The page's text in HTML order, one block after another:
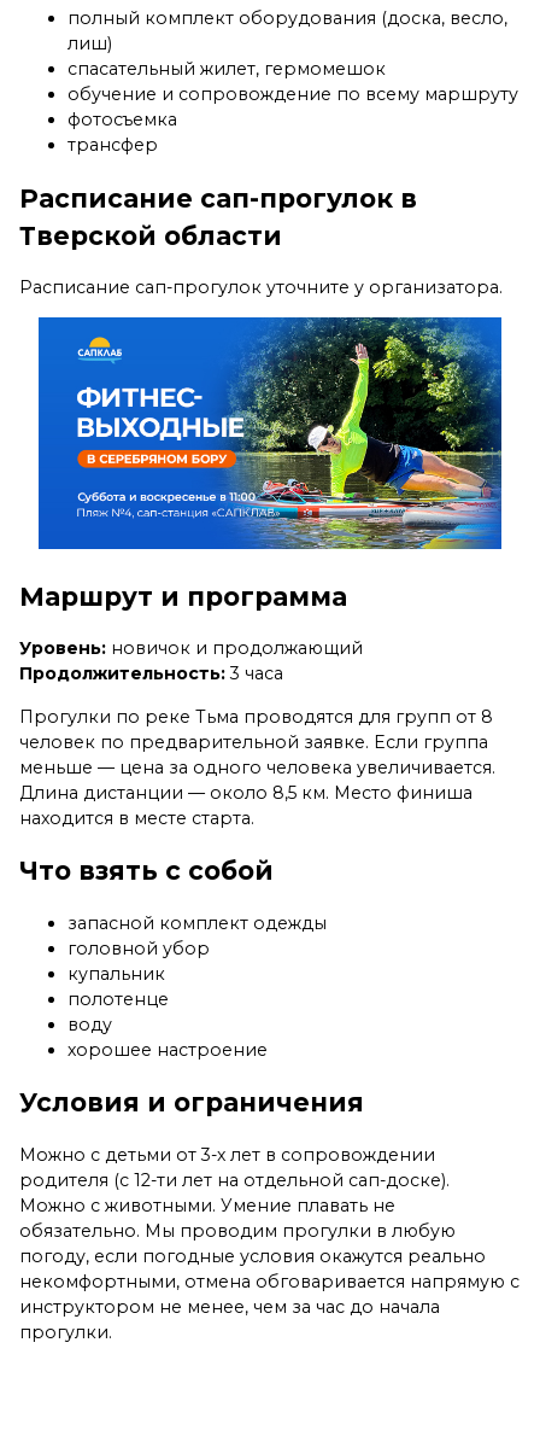
полный комплект оборудования (доска, весло,
лиш)
спасательный жилет, гермомешок
обучение и сопровождение по всему маршруту
фотосъемка
трансфер
Расписание сап-прогулок в
Тверской области
Расписание сап-прогулок уточните у организатора.
Маршрут и программа
Уровень: новичок и продолжающий
Продолжительность:3 часа
Прогулки по реке Тьма проводятся для групп от 8
человек по предварительной заявке. Если группа
меньше — цена за одного человека увеличивается.
Длина дистанции — около 8,5 км. Место финиша
находится в месте старта.
Что взять с собой
запасной комплект одежды
головной убор
купальник
полотенце
воду
хорошее настроение
Условия и ограничения
Можно с детьми от 3-х лет в сопровождении
родителя (с 12-ти лет на отдельной сап-доске).
Можно с животными. Умение плавать не
обязательно. Мы проводим прогулки в любую
погоду, если погодные условия окажутся реально
некомфортными, отмена обговаривается напрямую с
инструктором не менее, чем за час до начала
прогулки.